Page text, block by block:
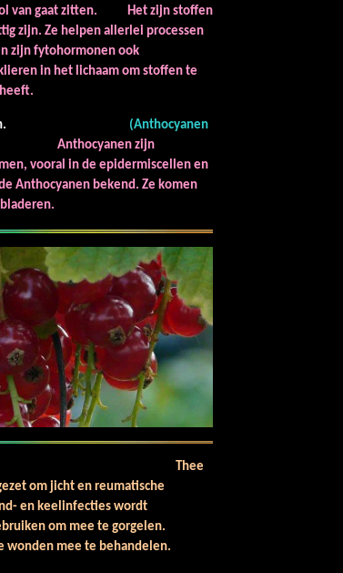
vol van gaat zitten. Het zijn stoffen
zijn. Ze helpen allerlei processen
zijn fytohormonen ook
in het lichaam om stoffen te
(Anthocyanen
Anthocyanen zijn
vooral in de epidermiscellen en
Anthocyanen bekend. Ze komen
Thee
om jicht en reumatische
en keelinfecties wordt
gebruiken om mee te gorgelen.
wonden mee te behandelen.